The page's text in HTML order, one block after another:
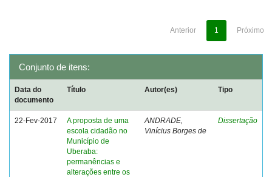
Anterior 1 Próximo
Conjunto de itens:
Data do
documento
Título Autor(es) Tipo
22-Fev-2017
A proposta de uma
escola cidadão no
Município de
Uberaba:
permanências e
alterações entre os
ANDRADE,
Vinícius Borges de
Dissertação